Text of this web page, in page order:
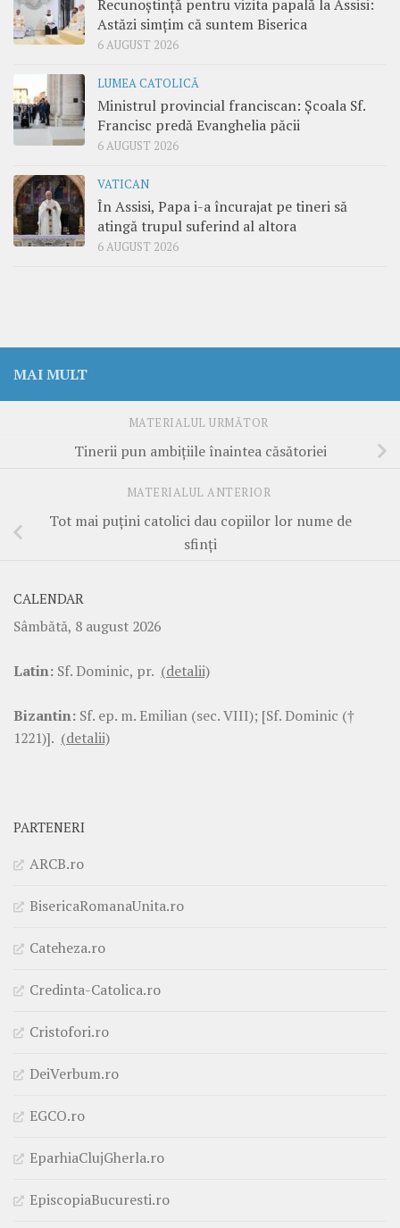
Recunoștință pentru vizita papală la Assisi:
Astăzi simțim că suntem Biserica
6 AUGUST 2026
LUMEA CATOLICĂ
Ministrul provincial franciscan: Școala Sf.
Francisc predă Evanghelia păcii
6 AUGUST 2026
VATICAN
În Assisi, Papa i-a încurajat pe tineri să
atingă trupul suferind al altora
6 AUGUST 2026
MAI MULT
MATERIALUL URMĂTOR
Tinerii pun ambiţiile înaintea căsătoriei
MATERIALUL ANTERIOR
Tot mai puţini catolici dau copiilor lor nume de
sfinţi
CALENDAR
Sâmbătă, 8 august 2026
Latin: Sf. Dominic, pr. (detalii)
Bizantin: Sf. ep. m. Emilian (sec. VIII); [Sf. Dominic (†
1221)]. (detalii)
PARTENERI
ARCB.ro
BisericaRomanaUnita.ro
Cateheza.ro
Credinta-Catolica.ro
Cristofori.ro
DeiVerbum.ro
EGCO.ro
EparhiaClujGherla.ro
EpiscopiaBucuresti.ro